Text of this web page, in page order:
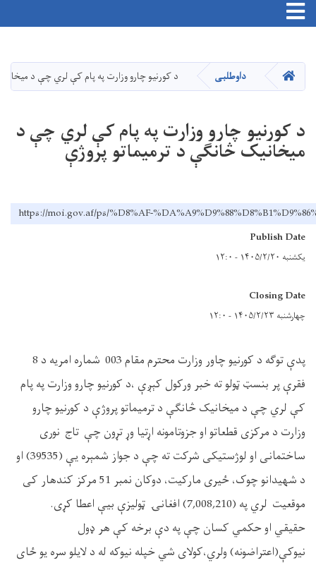
دانګل
Toggle navigation
کور داوطلبی د کورنیو چارو وزارت په پام کې لري چې د
د کورنیو چارو وزارت په پام کې لري چې د
میخانیک څانګې د ترمیماتو پروژې
https://moi.gov.af/ps/%D8%AF-
Publish Date
یکشنبه ۱۴۰۵/۲/۲۰ - ۱۲:۰
Closing Date
چهارشنبه ۱۴۰۵/۲/۲۳ - ۱۲:۰
پدې توګه د کورنیو چاور وزارت محترم مقام 003 شماره امریه د 8
فقرې پر بنسټ ټولو ته خبر ورکول کېږې ،د کورنیو چارو وزارت په پام
کې لري چې د میخانیک څانګې د ترمیماتو پروژې د کورنیو چارو
وزارت د مرکزی قطعاتو او جزوتامونه اړتیا وړ تړون چې تاج نوری
ساختمانی او لوژستیکی شرکت ته چې د جواز شمېره یې (39535) او
د شهیدانو چوک، ځیری مارکیت، دوکان نمبر 51 مرکز کندهار کی
موقعیت لري په (7,008,210) افغانۍ ټوليزې بیې اعطا کړی.
حقیقي او حکمي کسان چې په دې برخه کې هر ډول
نیوکې(اعتراضونه) ولري،کولای شي خپله نیوکه له د لایلو سره یو ځای